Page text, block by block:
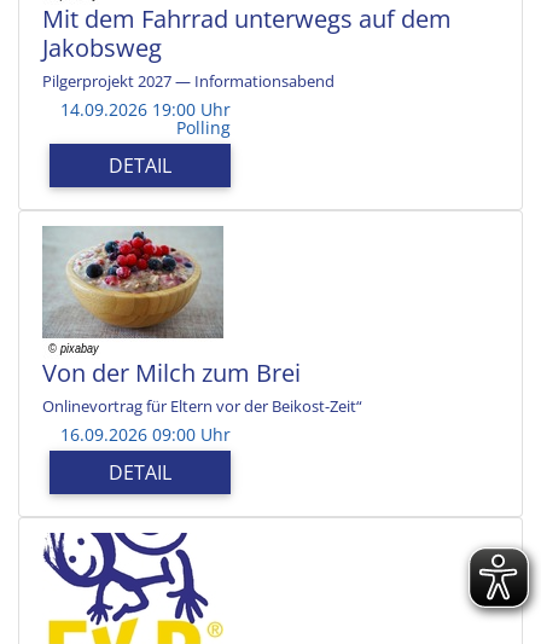
Mit dem Fahrrad unterwegs auf dem
Jakobsweg
Pilgerprojekt 2027 — Informationsabend
14.09.2026 19:00 Uhr
Polling
DETAIL
Von der Milch zum Brei
Onlinevortrag für Eltern vor der Beikost-Zeit“
16.09.2026 09:00 Uhr
DETAIL